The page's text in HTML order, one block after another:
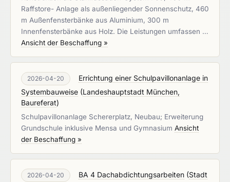
Raffstore- Anlage als außenliegender Sonnenschutz, 460
m Außenfensterbänke aus Aluminium, 300 m
Innenfensterbänke aus Holz. Die Leistungen umfassen …
Ansicht der Beschaffung »
2026-04-20
Errichtung einer Schulpavillonanlage in
Systembauweise (Landeshauptstadt München,
Baureferat)
Schulpavillonanlage Schererplatz, Neubau; Erweiterung
Grundschule inklusive Mensa und Gymnasium Ansicht
der Beschaffung »
2026-04-20 BA 4 Dachabdichtungsarbeiten (Stadt